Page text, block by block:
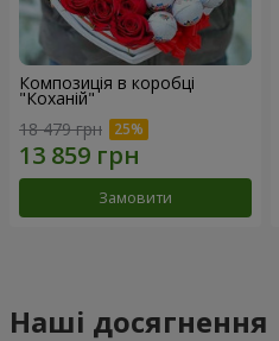
Композиція в коробці
"Коханій"
18 479 грн
Замовити
Наші досягнення